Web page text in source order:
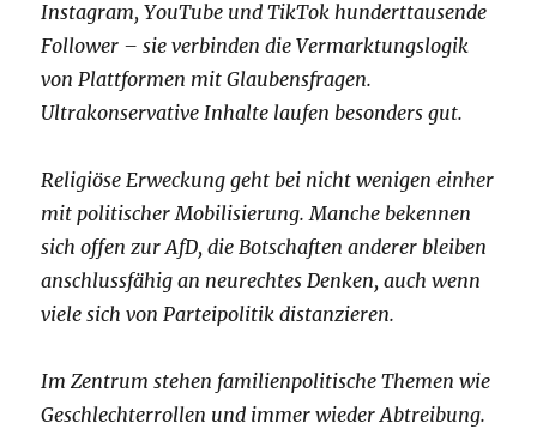
Instagram, YouTube und TikTok hunderttausende
Follower – sie verbinden die Vermarktungslogik
von Plattformen mit Glaubensfragen.
Ultrakonservative Inhalte laufen besonders gut.
Religiöse Erweckung geht bei nicht wenigen einher
mit politischer Mobilisierung. Manche bekennen
sich offen zur AfD, die Botschaften anderer bleiben
anschlussfähig an neurechtes Denken, auch wenn
viele sich von Parteipolitik distanzieren.
Im Zentrum stehen familienpolitische Themen wie
Geschlechterrollen und immer wieder Abtreibung.